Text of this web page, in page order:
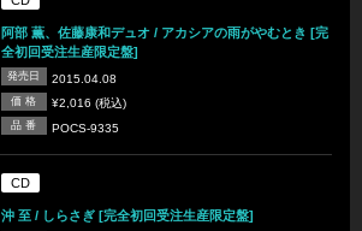
阿部 薫、佐藤康和デュオ / アカシアの雨がやむとき [完
全初回受注生産限定盤]
発売日 2015.04.08
価 格 ¥2,016 (税込)
品 番 POCS-9335
CD
沖 至 / しらさぎ [完全初回受注生産限定盤]